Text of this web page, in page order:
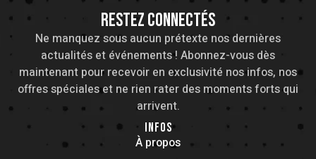
RESTEZ CONNECTÉS
Ne manquez sous aucun prétexte nos dernières
actualités et événements ! Abonnez-vous dès
maintenant pour recevoir en exclusivité nos infos, nos
offres spéciales et ne rien rater des moments forts qui
arrivent.
INFOS
À propos